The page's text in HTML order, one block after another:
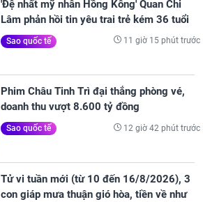
'Đệ nhất mỹ nhân Hồng Kông' Quan Chi
Lâm phản hồi tin yêu trai trẻ kém 36 tuổi
Sao quốc tế 11 giờ 15 phút trước
Phim Châu Tinh Trì đại thắng phòng vé,
doanh thu vượt 8.600 tỷ đồng
Sao quốc tế 12 giờ 42 phút trước
Tử vi tuần mới (từ 10 đến 16/8/2026), 3
con giáp mưa thuận gió hòa, tiền về như